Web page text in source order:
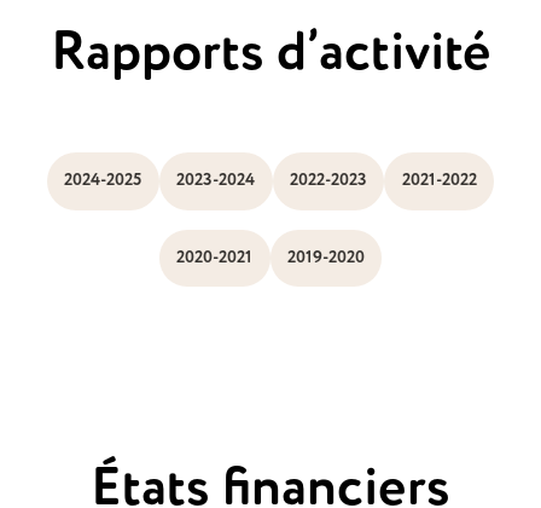
Rapports d’activité
2024-2025 2023-2024 2022-2023 2021-2022
2020-2021 2019-2020
États financiers